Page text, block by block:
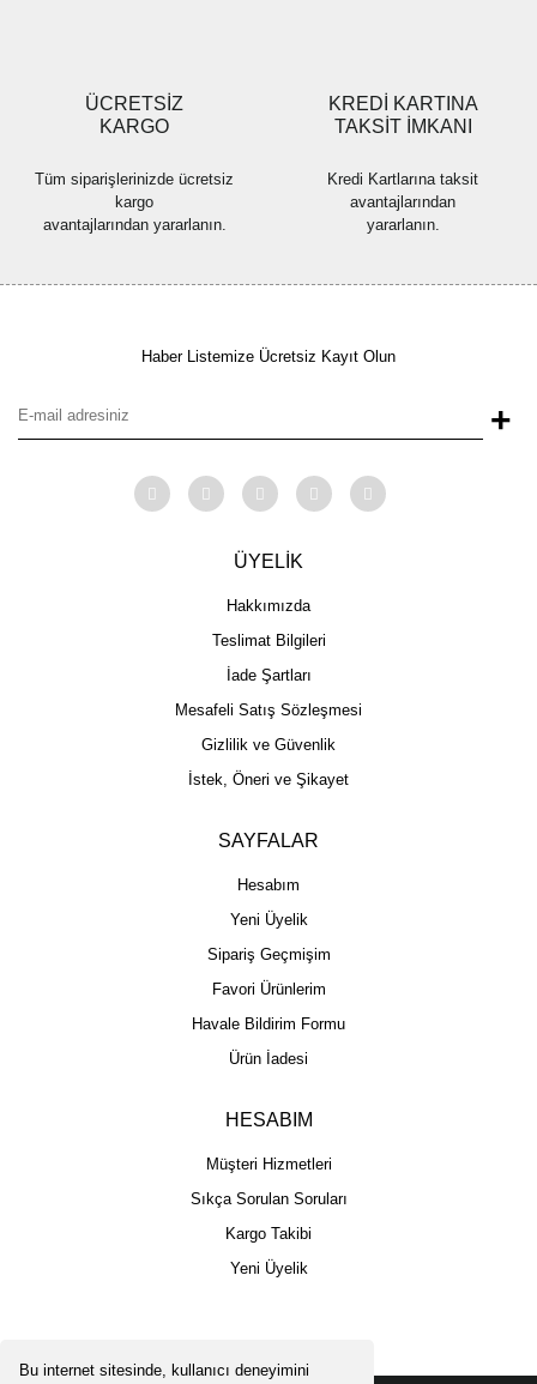
Bu internet sitesinde, kullanıcı deneyimini
ÜCRETSİZ
KARGO
Tüm siparişlerinizde ücretsiz
kargo
avantajlarından yararlanın.
KREDİ KARTINA
TAKSİT İMKANI
Kredi Kartlarına taksit
avantajlarından
yararlanın.
Haber Listemize Ücretsiz Kayıt Olun
+
ÜYELİK
Hakkımızda
Teslimat Bilgileri
İade Şartları
Mesafeli Satış Sözleşmesi
Gizlilik ve Güvenlik
İstek, Öneri ve Şikayet
SAYFALAR
Hesabım
Yeni Üyelik
Sipariş Geçmişim
Favori Ürünlerim
Havale Bildirim Formu
Ürün İadesi
HESABIM
Müşteri Hizmetleri
Sıkça Sorulan Soruları
Kargo Takibi
Yeni Üyelik